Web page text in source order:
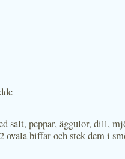
salt, peppar, äggulor, dill,
ovala biffar och stek dem i